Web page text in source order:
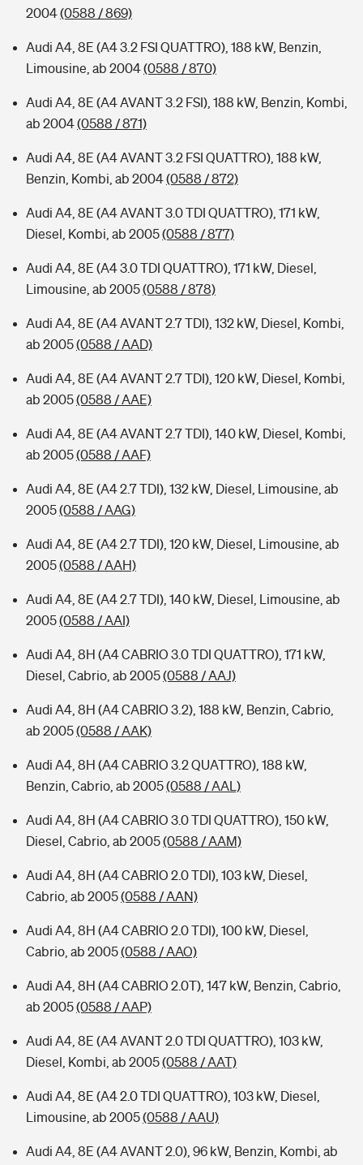
2004(0588 / 869)
Audi A4, 8E (A4 3.2 FSI QUATTRO), 188 kW, Benzin,
Limousine, ab 2004(0588 / 870)
Audi A4, 8E (A4 AVANT 3.2 FSI), 188 kW, Benzin, Kombi,
ab 2004(0588 / 871)
Audi A4, 8E (A4 AVANT 3.2 FSI QUATTRO), 188 kW,
Benzin, Kombi, ab 2004(0588 / 872)
Audi A4, 8E (A4 AVANT 3.0 TDI QUATTRO), 171 kW,
Diesel, Kombi, ab 2005(0588 / 877)
Audi A4, 8E (A4 3.0 TDI QUATTRO), 171 kW, Diesel,
Limousine, ab 2005(0588 / 878)
Audi A4, 8E (A4 AVANT 2.7 TDI), 132 kW, Diesel, Kombi,
ab 2005(0588 / AAD)
Audi A4, 8E (A4 AVANT 2.7 TDI), 120 kW, Diesel, Kombi,
ab 2005(0588 / AAE)
Audi A4, 8E (A4 AVANT 2.7 TDI), 140 kW, Diesel, Kombi,
ab 2005(0588 / AAF)
Audi A4, 8E (A4 2.7 TDI), 132 kW, Diesel, Limousine, ab
2005(0588 / AAG)
Audi A4, 8E (A4 2.7 TDI), 120 kW, Diesel, Limousine, ab
2005(0588 / AAH)
Audi A4, 8E (A4 2.7 TDI), 140 kW, Diesel, Limousine, ab
2005(0588 / AAI)
Audi A4, 8H (A4 CABRIO 3.0 TDI QUATTRO), 171 kW,
Diesel, Cabrio, ab 2005(0588 / AAJ)
Audi A4, 8H (A4 CABRIO 3.2), 188 kW, Benzin, Cabrio,
ab 2005(0588 / AAK)
Audi A4, 8H (A4 CABRIO 3.2 QUATTRO), 188 kW,
Benzin, Cabrio, ab 2005(0588 / AAL)
Audi A4, 8H (A4 CABRIO 3.0 TDI QUATTRO), 150 kW,
Diesel, Cabrio, ab 2005(0588 / AAM)
Audi A4, 8H (A4 CABRIO 2.0 TDI), 103 kW, Diesel,
Cabrio, ab 2005(0588 / AAN)
Audi A4, 8H (A4 CABRIO 2.0 TDI), 100 kW, Diesel,
Cabrio, ab 2005(0588 / AAO)
Audi A4, 8H (A4 CABRIO 2.0T), 147 kW, Benzin, Cabrio,
ab 2005(0588 / AAP)
Audi A4, 8E (A4 AVANT 2.0 TDI QUATTRO), 103 kW,
Diesel, Kombi, ab 2005(0588 / AAT)
Audi A4, 8E (A4 2.0 TDI QUATTRO), 103 kW, Diesel,
Limousine, ab 2005(0588 / AAU)
Audi A4, 8E (A4 AVANT 2.0), 96 kW, Benzin, Kombi, ab